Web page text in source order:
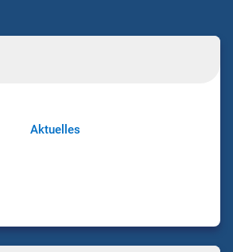
Aktuelles